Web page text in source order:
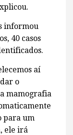
informou
40 casos
aí
o
mamografia
para um
ele irá